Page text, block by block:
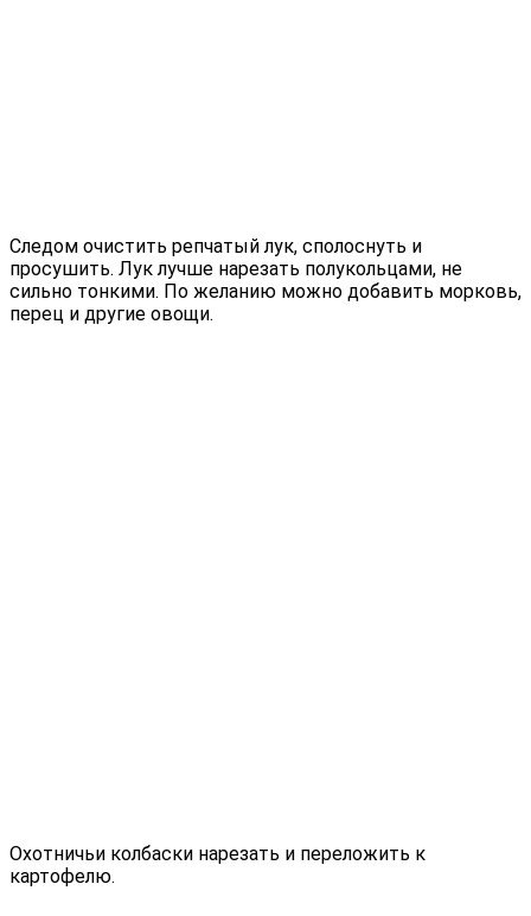
Следом очистить репчатый лук, сполоснуть и
просушить. Лук лучше нарезать полукольцами, не
сильно тонкими. По желанию можно добавить морковь,
перец и другие овощи.
Охотничьи колбаски нарезать и переложить к
картофелю.